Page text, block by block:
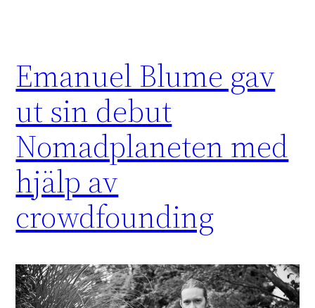
Emanuel Blume gav
ut sin debut
Nomadplaneten med
hjälp av
crowdfounding